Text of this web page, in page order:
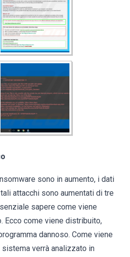
sono in aumento, i dati
attacchi sono aumentati di tre
sapere come viene
Ecco come viene distribuito,
dannoso. Come viene
verrà analizzato in